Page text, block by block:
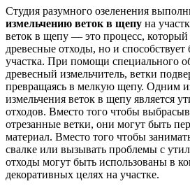
Студия разумного озеленения
измельчению веток в щепу на
веток в щепу — это процесс, который
древесные отходы, но и способствует
участка. При помощи специального
древесный измельчитель, ветки
превращаясь в мелкую щепу. Одним
измельчения веток в щепу является
отходов. Вместо того чтобы
отрезанные ветки, они могут быть
материал. Вместо того чтобы
свалке или вызывать проблемы с
отходы могут быть использованы в
декоративных целях на участке.